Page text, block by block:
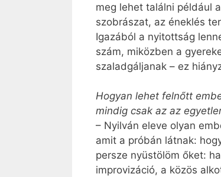
meg lehet találni például
szobrászat, az éneklés
Igazából a nyitottság
szám, miközben a
szaladgáljanak – ez
Hogyan lehet felnőtt
mindig csak az az
– Nyilván eleve olyan
amit a próbán látnak:
persze nyüstölöm őket:
improvizáció, a közös